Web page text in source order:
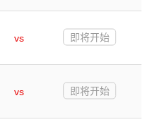
vs
即将开始
vs
即将开始